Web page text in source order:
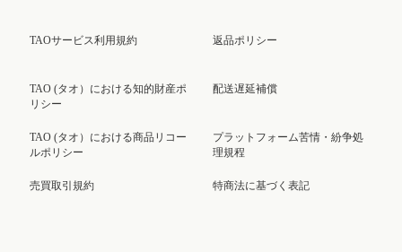
TAOサービス利用規約
TAO (タオ）における知的財産ポ
リシー
TAO (タオ）における商品リコー
ルポリシー
売買取引規約
返品ポリシー
配送遅延補償
プラットフォーム苦情・紛争処
理規程
特商法に基づく表記